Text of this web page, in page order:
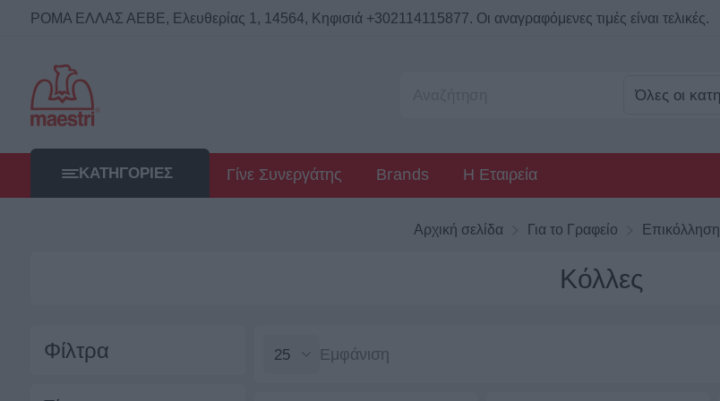
ΡΟΜΑ ΕΛΛΑΣ ΑΕΒΕ, Ελευθερίας 1, 14564, Κηφισιά +302114115877. Οι αναγραφόμενες τιμές είναι τελικές.
ΚΑΤΗΓΟΡΊΕΣ Γίνε Συνεργάτης Brands Η Εταιρεία
Αρχική σελίδα Για το Γραφείο Επικόλληση
Φίλτρα
Κόλλες
Εμφάνιση